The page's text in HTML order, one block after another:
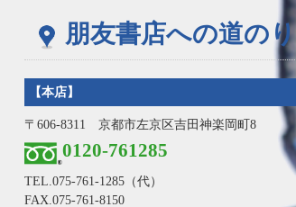
朋友書店への道のり
【本店】
〒606-8311 京都市左京区吉田神楽岡町8
0120-761285
TEL. 075-761-1285（代）
FAX.075-761-8150